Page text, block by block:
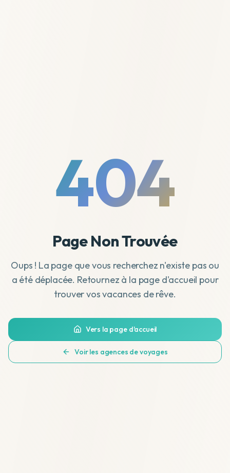
404
Page Non Trouvée
Oups ! La page que vous recherchez n'existe pas ou
a été déplacée. Retournez à la page d'accueil pour
trouver vos vacances de rêve.
Vers la page d'accueil
Voir les agences de voyages